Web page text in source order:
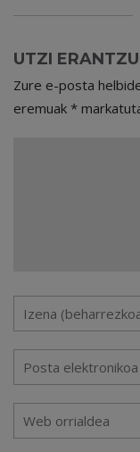
UTZI
Zure e-posta
eremuak *